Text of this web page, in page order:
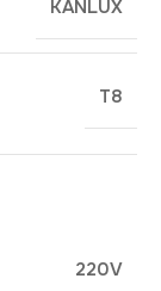
KANLUX
T8
220V